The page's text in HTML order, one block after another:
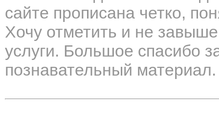
сайте прописана четко,
Хочу отметить и не
услуги. Большое спасибо
познавательный